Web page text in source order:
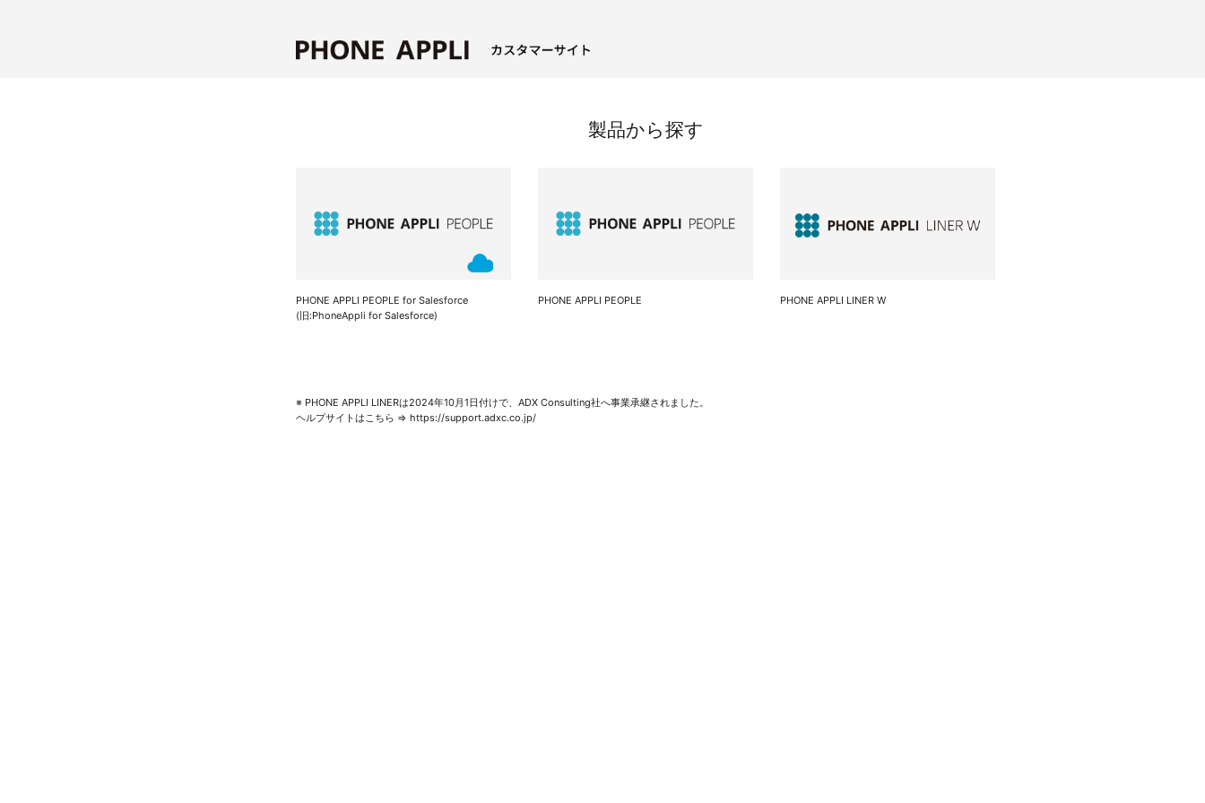
製品から探す
PHONE APPLI PEOPLE for Salesforce
(旧:PhoneAppli for Salesforce)
PHONE APPLI PEOPLE PHONE APPLI LINER W
※ PHONE APPLI LINERは2024年10月1日付けで、ADX Consulting社へ事業承継されました。
ヘルプサイトはこちら ⇒ https://support.adxc.co.jp/